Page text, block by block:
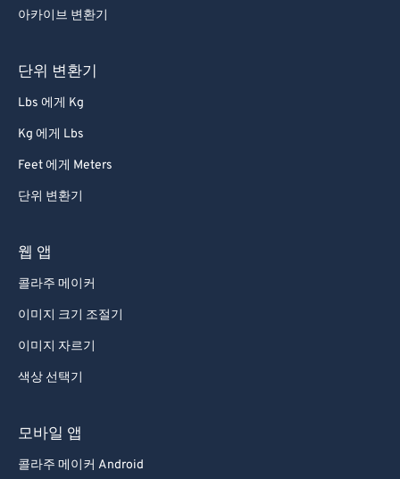
아카이브 변환기
단위 변환기
Lbs 에게 Kg
Kg 에게 Lbs
Feet 에게 Meters
단위 변환기
웹 앱
콜라주 메이커
이미지 크기 조절기
이미지 자르기
색상 선택기
모바일 앱
콜라주 메이커 Android